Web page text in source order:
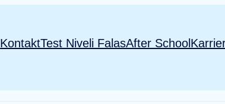
KontaktTest Niveli FalasAfter School